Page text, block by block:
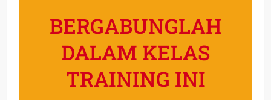
BERGABUNGLAH
DALAM KELAS
TRAINING INI